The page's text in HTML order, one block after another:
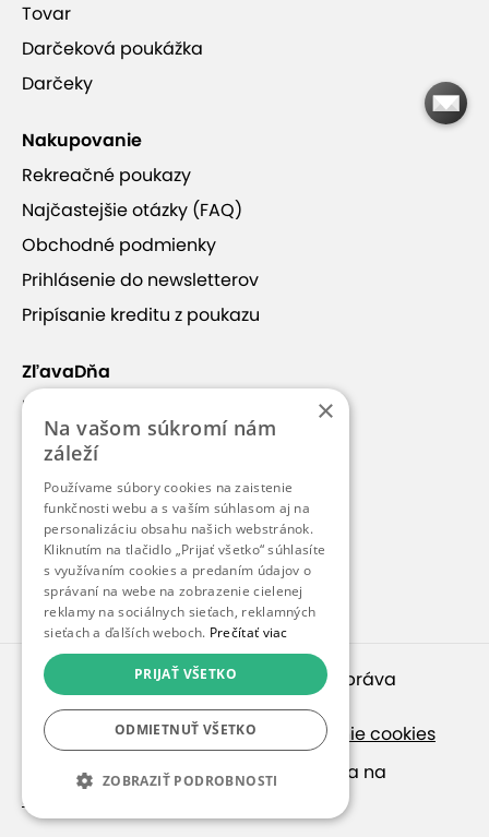
Tovar
Darčeková poukážka
Darčeky
Nakupovanie
Rekreačné poukazy
Najčastejšie otázky (FAQ)
Obchodné podmienky
Prihlásenie do newsletterov
Pripísanie kreditu z poukazu
ZľavaDňa
Náš príbeh
Kontakt
Kariéra
Blog
Pre médiá
Pre partnerov
© 2010 – 2026inspirago s. r. o.
. Všetky práva
vyhradené.
Ochrana osobných údajov|
Nastavenie cookies
Ak hľadáte ponuky v češtine, pozrite sa na
SlevaDne.cz
×
Na vašom súkromí nám
záleží
Používame súbory cookies na zaistenie
funkčnosti webu a s vaším súhlasom aj na
personalizáciu obsahu našich webstránok.
Kliknutím na tlačidlo „Prijať všetko“ súhlasíte
s využívaním cookies a predaním údajov o
správaní na webe na zobrazenie cielenej
reklamy na sociálnych sieťach, reklamných
sieťach a ďalších weboch. Prečítať viac
PRIJAŤ VŠETKO
ODMIETNUŤ VŠETKO
ZOBRAZIŤ PODROBNOSTI